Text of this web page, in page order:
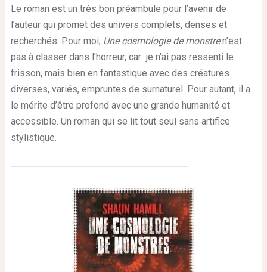
Le roman est un très bon préambule pour l’avenir de
l’auteur qui promet des univers complets, denses et
recherchés. Pour moi, Une cosmologie de monstren’est
pas à classer dans l’horreur, car je n’ai pas ressenti le
frisson, mais bien en fantastique avec des créatures
diverses, variés, empruntes de surnaturel. Pour autant, il a
le mérite d’être profond avec une grande humanité et
accessible. Un roman qui se lit tout seul sans artifice
stylistique.